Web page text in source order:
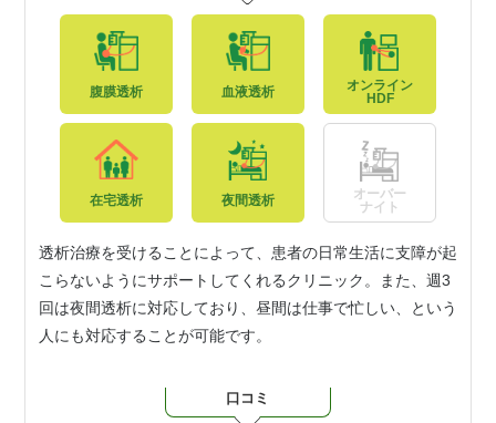
腹膜透析 血液透析
オンライン
HDF
在宅透析 夜間透析
オーバー
ナイト
透析治療を受けることによって、患者の日常生活に支障が起
こらないようにサポートしてくれるクリニック。また、週3
回は夜間透析に対応しており、昼間は仕事で忙しい、という
人にも対応することが可能です。
口コミ